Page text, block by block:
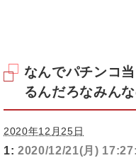
なんでパチンコ
るんだろなみん
2020年12月25日
1: 2020/12/21(月)